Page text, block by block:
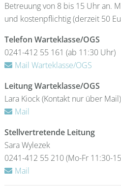
Betreuung von 8 bis 15 Uhr an.
und kostenpflichtig (derzeit 50
Telefon Warteklasse/OGS
0241-412 55 161 (ab 11:30 Uhr)
Mail Warteklasse/OGS
Leitung Warteklasse/OGS
Lara Kiock (Kontakt nur über Mail)
Mail
Stellvertretende Leitung
Sara Wylezek
0241-412 55 210 (Mo-Fr 11:30-
Mail